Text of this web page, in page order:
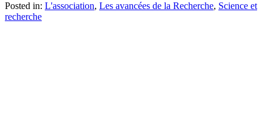
Posted in: L'association, Les avancées de la Recherche, Science et
recherche